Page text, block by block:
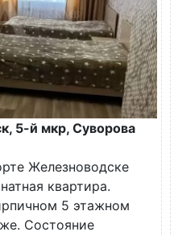
5-й мкр, Суворова
Железноводске
квартира.
5 этажном
Состояние